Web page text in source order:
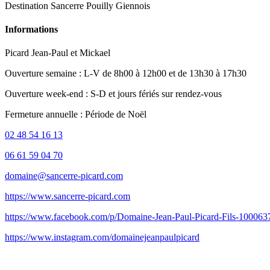
Destination Sancerre Pouilly Giennois
Informations
Picard Jean-Paul et Mickael
Ouverture semaine : L-V de 8h00 à 12h00 et de 13h30 à 17h30
Ouverture week-end : S-D et jours fériés sur rendez-vous
Fermeture annuelle : Période de Noël
02 48 54 16 13
06 61 59 04 70
domaine@sancerre-picard.com
https://www.sancerre-picard.com
https://www.facebook.com/p/Domaine-Jean-Paul-Picard-Fils-
https://www.instagram.com/domainejeanpaulpicard